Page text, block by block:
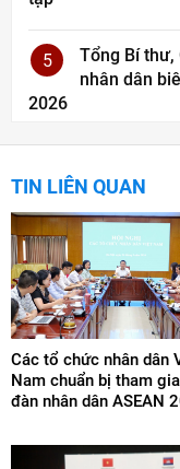
5
Tổng Bí thư,
nhân dân
2026
TIN LIÊN QUAN
Các tổ chức nhân dân
Nam chuẩn bị tham
đàn nhân dân ASEAN